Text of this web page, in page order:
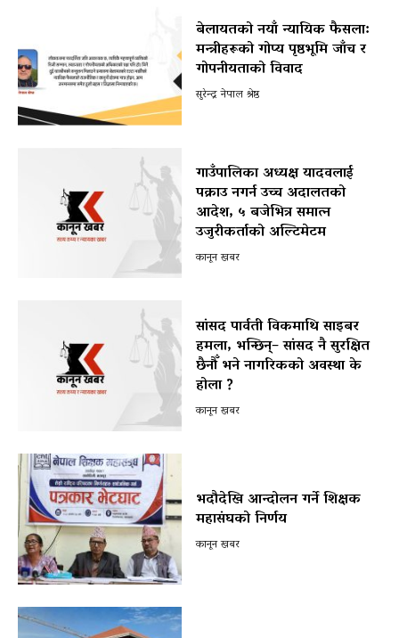
बेलायतको नयाँ न्यायिक फैसला:
मन्त्रीहरूको गोप्य पृष्ठभूमि जाँच र
गोपनीयताको विवाद
सुरेन्द्र नेपाल श्रेष्ठ
गाउँपालिका अध्यक्ष यादवलाई
पक्राउ नगर्न उच्च अदालतको
आदेश, ५ बजेभित्र समात्न
उजुरीकर्ताको अल्टिमेटम
कानून खबर
सांसद पार्वती विकमाथि साइबर
हमला, भन्छिन्– सांसद नै सुरक्षित
छैनौँ भने नागरिकको अवस्था के
होला ?
कानून खबर
भदौदेखि आन्दोलन गर्ने शिक्षक
महासंघको निर्णय
कानून खबर